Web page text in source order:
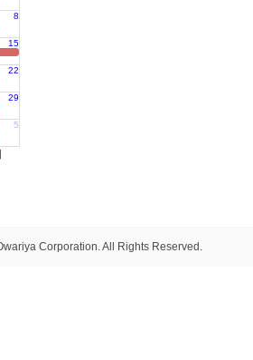
8
15
22
29
5
Corporation. All Rights Reserved.